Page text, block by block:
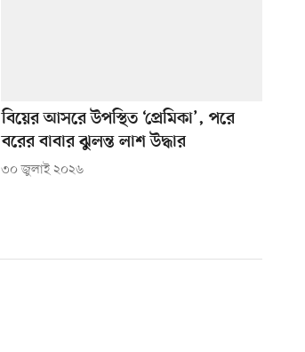
বিয়ের আসরে উপস্থিত ‘প্রেমিকা’, পরে
বরের বাবার ঝুলন্ত লাশ উদ্ধার
৩০ জুলাই ২০২৬